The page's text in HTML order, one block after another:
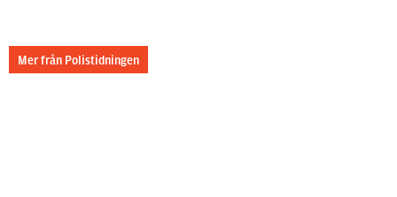
Mer från Polistidningen